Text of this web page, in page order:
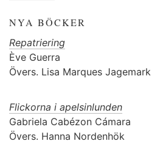
NYA BÖCKER
Repatriering
Ève Guerra
Övers. Lisa Marques Jagemark
Flickorna i apelsinlunden
Gabriela Cabézon Cámara
Övers. Hanna Nordenhök